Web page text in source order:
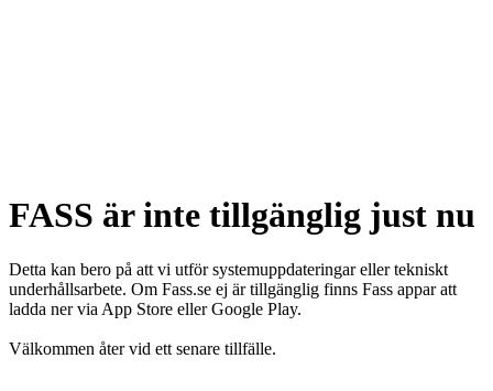
FASS är inte tillgänglig just nu
Detta kan bero på att vi utför systemuppdateringar eller tekniskt
underhållsarbete. Om Fass.se ej är tillgänglig finns Fass appar att
ladda ner via App Store eller Google Play.
Välkommen åter vid ett senare tillfälle.